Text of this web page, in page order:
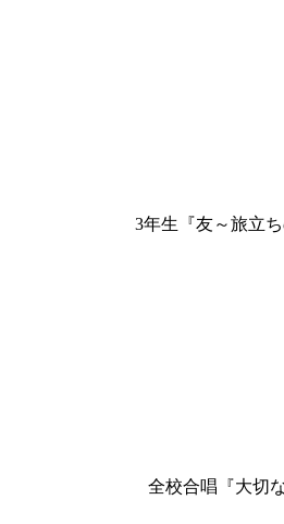
3年生『友～旅立ち
全校合唱『大切